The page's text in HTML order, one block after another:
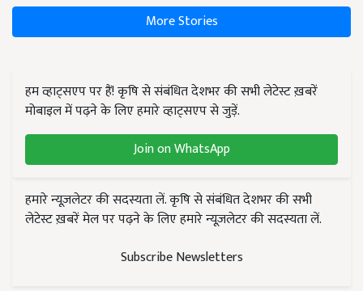
More Stories
हम व्हाट्सएप पर हैं! कृषि से संबंधित देशभर की सभी लेटेस्ट ख़बरें
मोबाइल में पढ़ने के लिए हमारे व्हाट्सएप से जुड़ें.
Join on WhatsApp
हमारे न्यूज़लेटर की सदस्यता लें. कृषि से संबंधित देशभर की सभी
लेटेस्ट ख़बरें मेल पर पढ़ने के लिए हमारे न्यूज़लेटर की सदस्यता लें.
Subscribe Newsletters